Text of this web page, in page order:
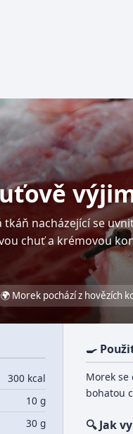
tkáň nacházející se
chuť a krémovou
🌍 Morek pochází z hovězích
300 kcal
10 g
30 g
🍳
Morek se
bohatou
🔍 Jak